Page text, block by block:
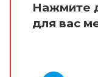
Нажмите
для вас